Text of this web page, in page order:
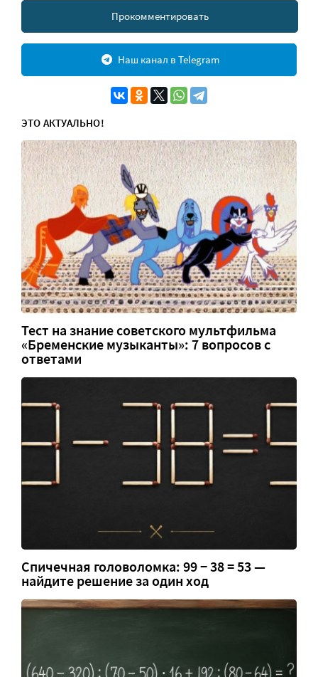
Прокомментировать
Наш канал в Telegram
ЭТО АКТУАЛЬНО!
Тест на знание советского мультфильма
«Бременские музыканты»: 7 вопросов с
ответами
Спичечная головоломка: 99 − 38 = 53 —
найдите решение за один ход